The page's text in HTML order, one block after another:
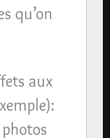
qu’on
aux